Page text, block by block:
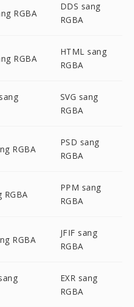
RGBA
DDS sang
RGBA
RGBA
HTML sang
RGBA
SVG sang
RGBA
RGBA
PSD sang
RGBA
RGBA
PPM sang
RGBA
RGBA
JFIF sang
RGBA
EXR sang
RGBA